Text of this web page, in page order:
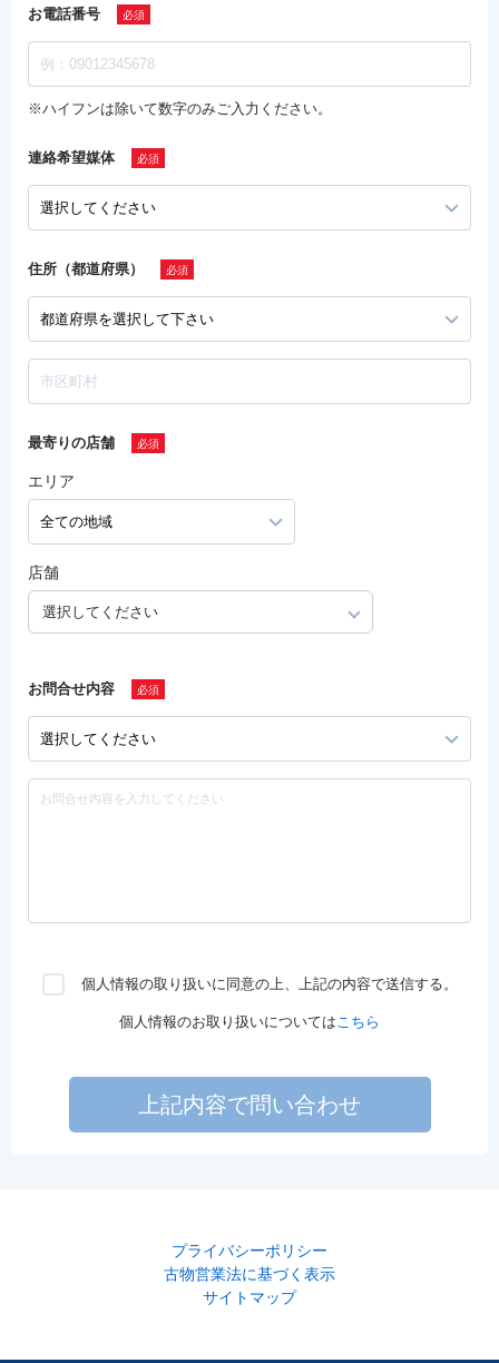
お電話番号
※ハイフンは除いて数字のみご入力ください。
連絡希望媒体
住所（都道府県）
最寄りの店舗
エリア
店舗
選択してください
お問合せ内容
個人情報の取り扱いに同意の上、上記の内容で送信する。
個人情報のお取り扱いについてはこちら
上記内容で問い合わせ
プライバシーポリシー
古物営業法に基づく表示
サイトマップ